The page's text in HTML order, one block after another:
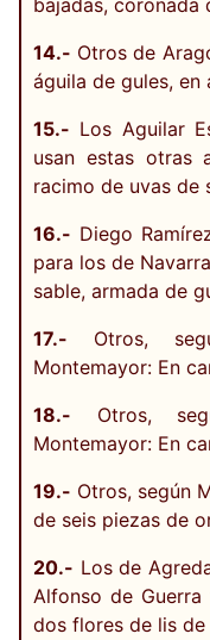
bajadas, coronada
14.- Otros de
águila de gules, en
15.- Los Aguilar
usan estas otras
racimo de uvas de
16.- Diego
para los de
sable, armada de
17.- Otros,
Montemayor: En
18.- Otros,
Montemayor: En
19.- Otros, según
de seis piezas de
20.- Los de
Alfonso de
dos flores de lis de